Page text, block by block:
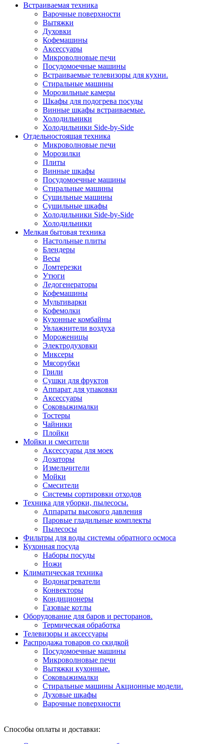
Встраиваемая техника
Варочные поверхности
Вытяжки
Духовки
Кофемашины
Аксессуары
Микроволновые печи
Посудомоечные машины
Встраиваемые телевизоры для кухни.
Стиральные машины
Морозильные камеры
Шкафы для подогрева посуды
Винные шкафы встраиваемые.
Холодильники
Холодильники Side-by-Side
Отдельностоящая техника
Микроволновые печи
Морозилки
Плиты
Винные шкафы
Посудомоечные машины
Стиральные машины
Сушильные машины
Сушильные шкафы
Холодильники Side-by-Side
Холодильники
Мелкая бытовая техника
Настольные плиты
Блендеры
Весы
Ломтерезки
Утюги
Ледогенераторы
Кофемашины
Мультиварки
Кофемолки
Кухонные комбайны
Увлажнители воздуха
Мороженицы
Электродуховки
Миксеры
Мясорубки
Грили
Сушки для фруктов
Аппарат для упаковки
Аксессуары
Соковыжималки
Тостеры
Чайники
Плойки
Мойки и смесители
Аксессуары для моек
Дозаторы
Измельчители
Мойки
Смесители
Системы сортировки отходов
Техника для уборки, пылесосы.
Аппараты высокого давления
Паровые гладильные комплекты
Пылесосы
Фильтры для воды системы обратного осмоса
Кухонная посуда
Наборы посуды
Ножи
Климатическая техника
Водонагреватели
Конвекторы
Кондиционеры
Газовые котлы
Оборудование для баров и ресторанов.
Термическая обработка
Телевизоры и аксессуары
Распродажа товаров со скидкой
Посудомоечные машины
Микроволновые печи
Вытяжки кухонные.
Соковыжималки
Стиральные машины Акционные модели.
Духовые шкафы
Варочные поверхности
Способы оплаты и доставки: